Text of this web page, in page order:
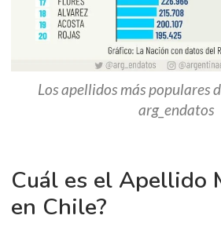
Los apellidos más populares
arg_endatos
Cuál es el Apellido
en Chile?